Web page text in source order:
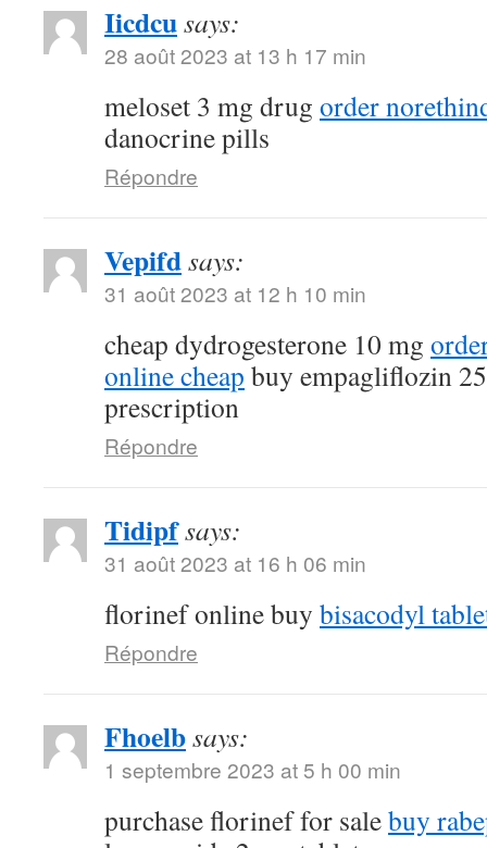
Iicdcusays:
28 août 2023 at 13 h 17 min
meloset 3 mg drug order
danocrine pills
Répondre
Vepifdsays:
31 août 2023 at 12 h 10 min
cheap dydrogesterone 10 mg
online cheap buy empagliflozin
prescription
Répondre
Tidipfsays:
31 août 2023 at 16 h 06 min
florinef online buy bisacodyl
Répondre
Fhoelbsays:
1 septembre 2023 at 5 h 00 min
purchase florinef for salebuy